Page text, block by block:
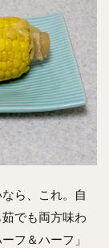
ら、これ。自
でも両方味わ
フ＆ハーフ」